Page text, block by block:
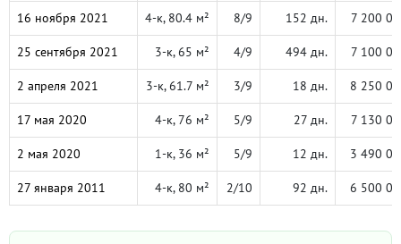
16 ноября 2021 4-к, 80.4 м² 8/9 152 дн. 7 200
25 сентября 2021 3-к, 65 м² 4/9 494 дн. 7 100
2 апреля 2021 3-к, 61.7 м² 3/9 18 дн. 8 250
17 мая 2020 4-к, 76 м² 5/9 27 дн. 7 130
2 мая 2020 1-к, 36 м² 5/9 12 дн. 3 490
27 января 2011 4-к, 80 м² 2/10 92 дн. 6 500